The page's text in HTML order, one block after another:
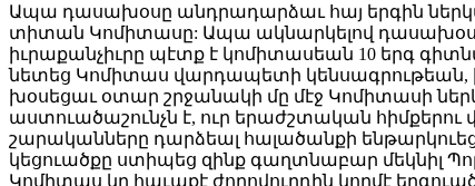
Ապա դասախօսը անդրադարձաւ հայ երգին
տիտան Կոմիտասը: Ապա ակնարկելով
իւրաքանչիւրը պէտք է կոմիտասեան 10 երգ
նետեց Կոմիտաս վարդապետի կենսագրութեան,
խօսեցաւ օտար շրջանակի մը մէջ Կոմիտասի
աստուածաշունչն է, ուր երաժշտական հիմքերու
շարականները դարձեալ հալածանքի
կեցուածքը ստիպեց զինք գաղտնաբար մեկնիլ
Կոմիտաս կը հաւաքէ ժողովուրդին կողմէ